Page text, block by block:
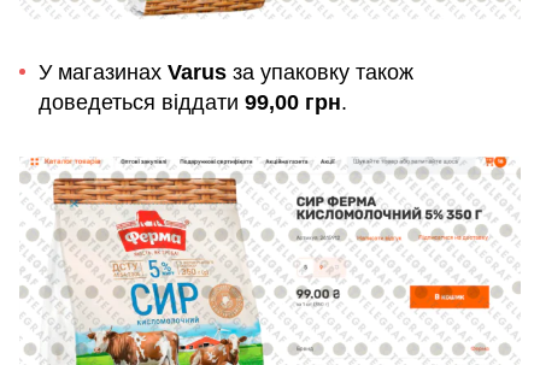
У магазинах Varus за упаковку також
доведеться віддати 99,00 грн.